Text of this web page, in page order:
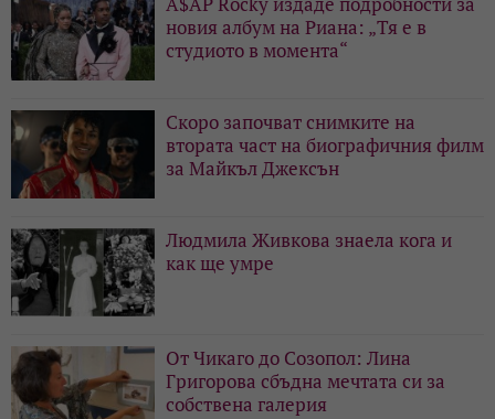
новия албум на Риана: „Тя е в
студиото в момента“
Скоро започват снимките на
втората част на биографичния филм
за Майкъл Джексън
Людмила Живкова знаела кога и
как ще умре
От Чикаго до Созопол: Лина
Григорова сбъдна мечтата си за
собствена галерия